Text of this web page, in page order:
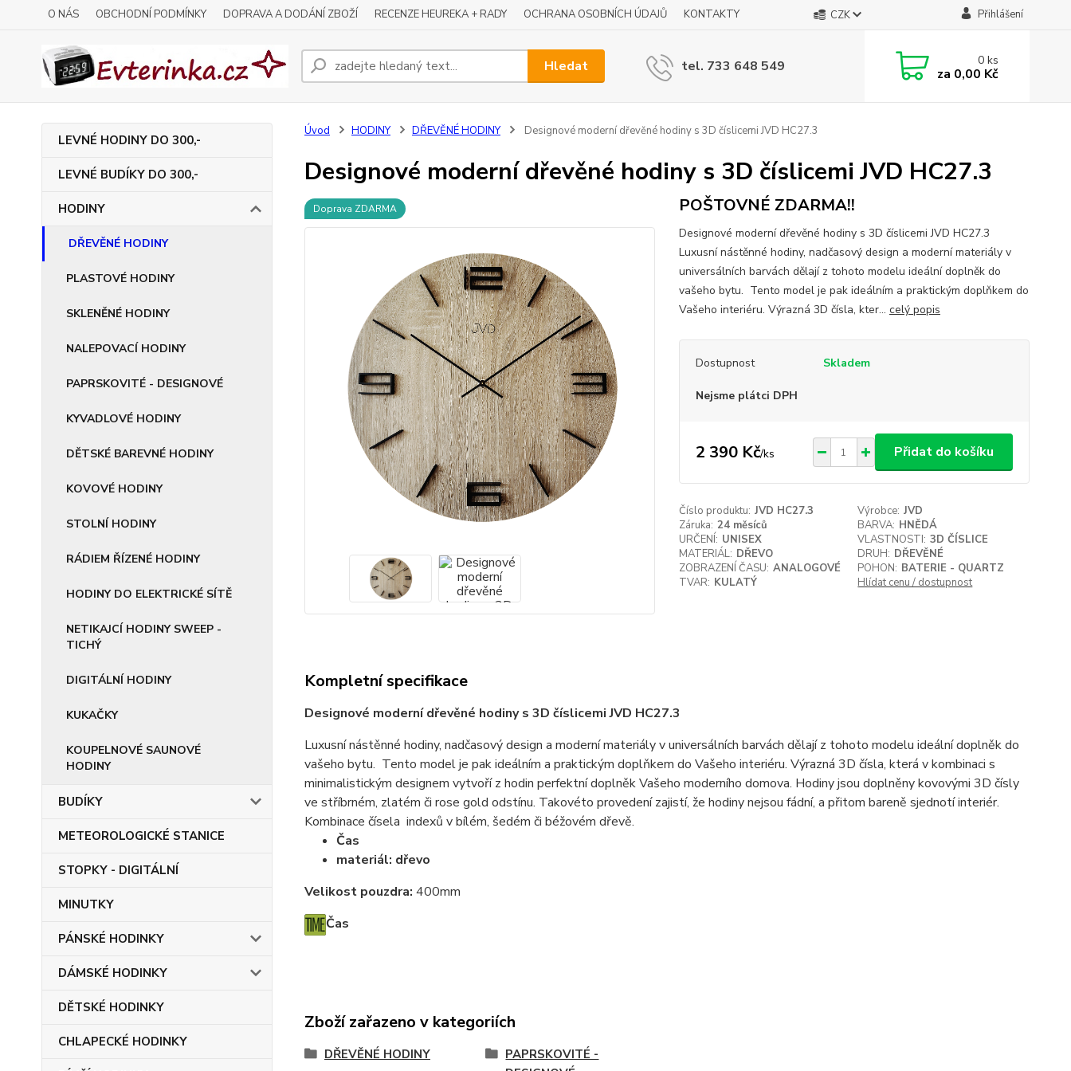
O NÁS OBCHODNÍ PODMÍNKY DOPRAVA A DODÁNÍ ZBOŽÍ RECENZE HEUREKA + RADY OCHRANA OSOBNÍCH ÚDAJŮ KONTAKTY CZK Přihlášení
Hledat tel. 733 648 549 0ks
za 0,00 Kč
LEVNÉ HODINY DO 300,-
LEVNÉ BUDÍKY DO 300,-
HODINY
DŘEVĚNÉ HODINY
PLASTOVÉ HODINY
SKLENĚNÉ HODINY
NALEPOVACÍ HODINY
PAPRSKOVITÉ - DESIGNOVÉ
KYVADLOVÉ HODINY
DĚTSKÉ BAREVNÉ HODINY
KOVOVÉ HODINY
STOLNÍ HODINY
RÁDIEM ŘÍZENÉ HODINY
HODINY DO ELEKTRICKÉ SÍTĚ
NETIKAJCÍ HODINY SWEEP -
TICHÝ
DIGITÁLNÍ HODINY
KUKAČKY
KOUPELNOVÉ SAUNOVÉ
HODINY
BUDÍKY
METEOROLOGICKÉ STANICE
STOPKY - DIGITÁLNÍ
MINUTKY
PÁNSKÉ HODINKY
DÁMSKÉ HODINKY
DĚTSKÉ HODINKY
CHLAPECKÉ HODINKY
Úvod HODINY DŘEVĚNÉ HODINY Designové moderní dřevěné hodiny s 3D číslicemi JVD HC27.3
Designové moderní dřevěné hodiny s 3D číslicemi JVD HC27.3
Doprava ZDARMA POŠTOVNÉ ZDARMA!!
Designové moderní dřevěné hodiny s 3D číslicemi JVD HC27.3
Luxusní nástěnné hodiny, nadčasový design a moderní materiály v
universálních barvách dělají z tohoto modelu ideální doplněk do
vašeho bytu. Tento model je pak ideálním a praktickým doplňkem do
Vašeho interiéru. Výrazná 3D čísla, kter... celý popis
Dostupnost Skladem
Nejsme plátci DPH
2 390 Kč/ks Přidat do košíku
Číslo produktu: JVD HC27.3 Výrobce: JVD
Záruka: 24 měsíců BARVA: HNĚDÁ
URČENÍ: UNISEX VLASTNOSTI: 3D ČÍSLICE
MATERIÁL: DŘEVO DRUH: DŘEVĚNÉ
ZOBRAZENÍ ČASU: ANALOGOVÉ POHON: BATERIE - QUARTZ
TVAR: KULATÝ Hlídat cenu / dostupnost
Kompletní specifikace
Designové moderní dřevěné hodiny s 3D číslicemi JVD HC27.3
Luxusní nástěnné hodiny, nadčasový design a moderní materiály v universálních barvách dělají z tohoto modelu ideální doplněk do
vašeho bytu. Tento model je pak ideálním a praktickým doplňkem do Vašeho interiéru. Výrazná 3D čísla, která v kombinaci s
minimalistickým designem vytvoří z hodin perfektní doplněk Vašeho moderního domova. Hodiny jsou doplněny kovovými 3D čísly
ve stříbrném, zlatém či rose gold odstínu. Takovéto provedení zajistí, že hodiny nejsou fádní, a přitom bareně sjednotí interiér.
Kombinace čísela indexů v bílém, šedém či béžovém dřevě.
Čas
materiál: dřevo
Velikost pouzdra: 400mm
Čas
Zboží zařazeno v kategoriích
DŘEVĚNÉ HODINY
PAPRSKOVITÉ -